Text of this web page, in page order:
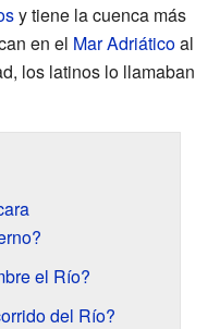
y tiene la cuenca más
en el Mar Adriáticoal
los latinos lo llamaban
el Río?
del Río?